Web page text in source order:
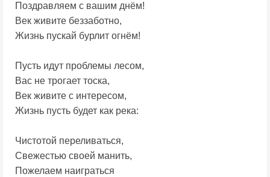
Поздравляем с вашим днём!
Век живите беззаботно,
Жизнь пускай бурлит огнём!
Пусть идут проблемы лесом,
Вас не трогает тоска,
Век живите с интересом,
Жизнь пусть будет как река:
Чистотой переливаться,
Свежестью своей манить,
Пожелаем наиграться